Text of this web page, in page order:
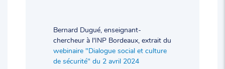
Bernard Dugué, enseignant-
chercheur à l'INP Bordeaux, extrait du
webinaire "Dialogue social et culture
de sécurité" du 2 avril 2024